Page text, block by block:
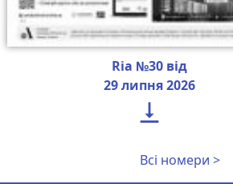
Ria №30 від
29 липня 2026

Всі номери >